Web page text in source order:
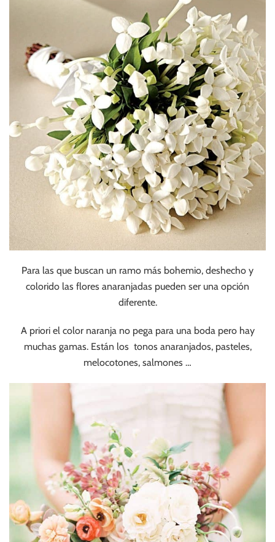
Para las que buscan un ramo más bohemio, deshecho y
colorido las flores anaranjadas pueden ser una opción
diferente.
A priori el color naranja no pega para una boda pero hay
muchas gamas. Están los tonos anaranjados, pasteles,
melocotones, salmones …